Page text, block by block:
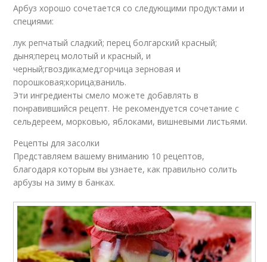
Арбуз хорошо сочетается со следующими продуктами и
специями:
лук репчатый сладкий; перец болгарский красный;
дыня;перец молотый и красный, и
черный;гвоздика;мед;горчица зерновая и
порошковая;корица;ваниль.
Эти ингредиенты смело можете добавлять в
понравившийся рецепт. Не рекомендуется сочетание с
сельдереем, морковью, яблоками, вишневыми листьями.
Рецепты для засолки
Представляем вашему вниманию 10 рецептов,
благодаря которым вы узнаете, как правильно солить
арбузы на зиму в банках.